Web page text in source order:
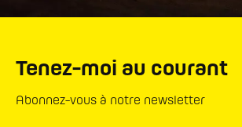
Tenez-moi au courant
Abonnez-vous à notre newsletter